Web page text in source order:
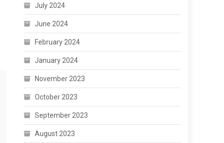
July 2024
June 2024
February 2024
January 2024
November 2023
October 2023
September 2023
August 2023